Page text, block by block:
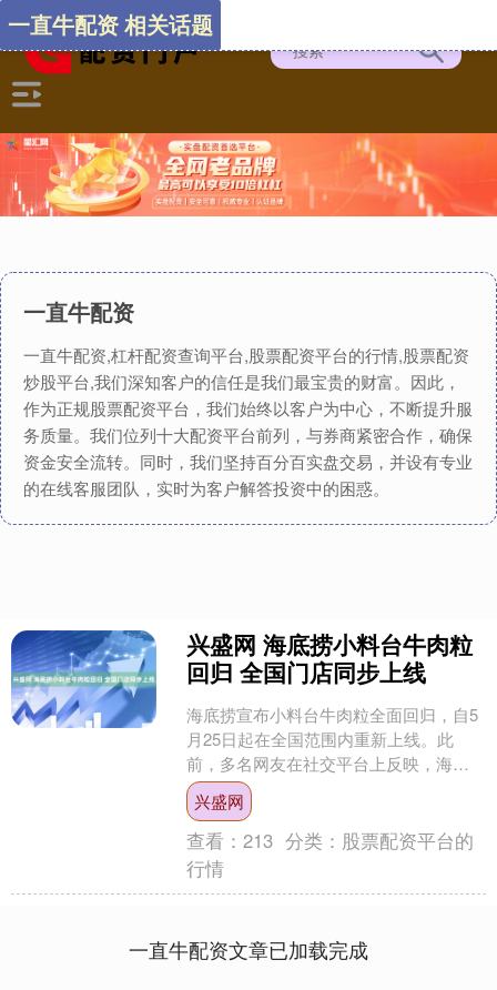
一直牛配资
一直牛配资,杠杆配资查询平台,股票配资平台的行情,股票配资
炒股平台,我们深知客户的信任是我们最宝贵的财富。因此，
作为正规股票配资平台，我们始终以客户为中心，不断提升服
务质量。我们位列十大配资平台前列，与券商紧密合作，确保
资金安全流转。同时，我们坚持百分百实盘交易，并设有专业
的在线客服团队，实时为客户解答投资中的困惑。
一直牛配资 相关话题
兴盛网 海底捞小料台牛肉粒
回归 全国门店同步上线
海底捞宣布小料台牛肉粒全面回归，自5
月25日起在全国范围内重新上线。此
前，多名网友在社交平台上反映，海底
捞热门免费小料牛肉粒从小料台上消
失，取而代之的是冰粉和辣....
兴盛网
查看：213 分类： 股票配资平台的
行情
一直牛配资文章已加载完成